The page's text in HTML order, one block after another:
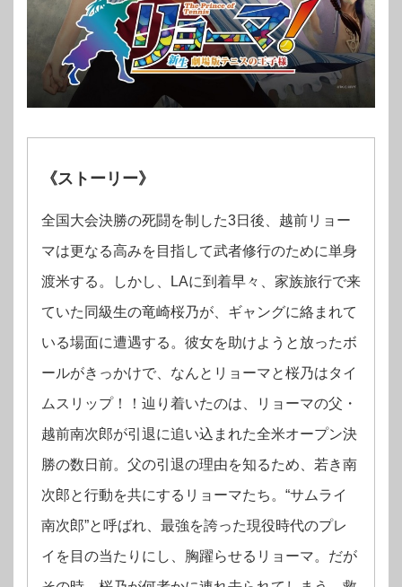
《ストーリー》
全国大会決勝の死闘を制した3日後、越前リョー
マは更なる高みを目指して武者修行のために単身
渡米する。しかし、LAに到着早々、家族旅行で来
ていた同級生の竜崎桜乃が、ギャングに絡まれて
いる場面に遭遇する。彼女を助けようと放ったボ
ールがきっかけで、なんとリョーマと桜乃はタイ
ムスリップ！！辿り着いたのは、リョーマの父・
越前南次郎が引退に追い込まれた全米オープン決
勝の数日前。父の引退の理由を知るため、若き南
次郎と行動を共にするリョーマたち。“サムライ
南次郎”と呼ばれ、最強を誇った現役時代のプレ
イを目の当たりにし、胸躍らせるリョーマ。だが